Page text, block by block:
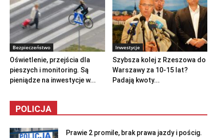
Bezpieczeństwo
Oświetlenie, przejścia dla
pieszych i monitoring. Są
pieniądze na inwestycje w...
Inwestycje
Szybsza kolej z Rzeszowa do
Warszawy za 10-15 lat?
Padają kwoty...
POLICJA
Prawie 2 promile, brak prawa jazdy i pościg.